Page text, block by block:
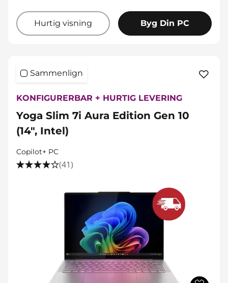
Hurtig visning Byg Din PC
Sammenlign
KONFIGURERBAR + HURTIG LEVERING
Yoga Slim 7i Aura Edition Gen 10
(14", Intel)
Copilot+ PC
(41)